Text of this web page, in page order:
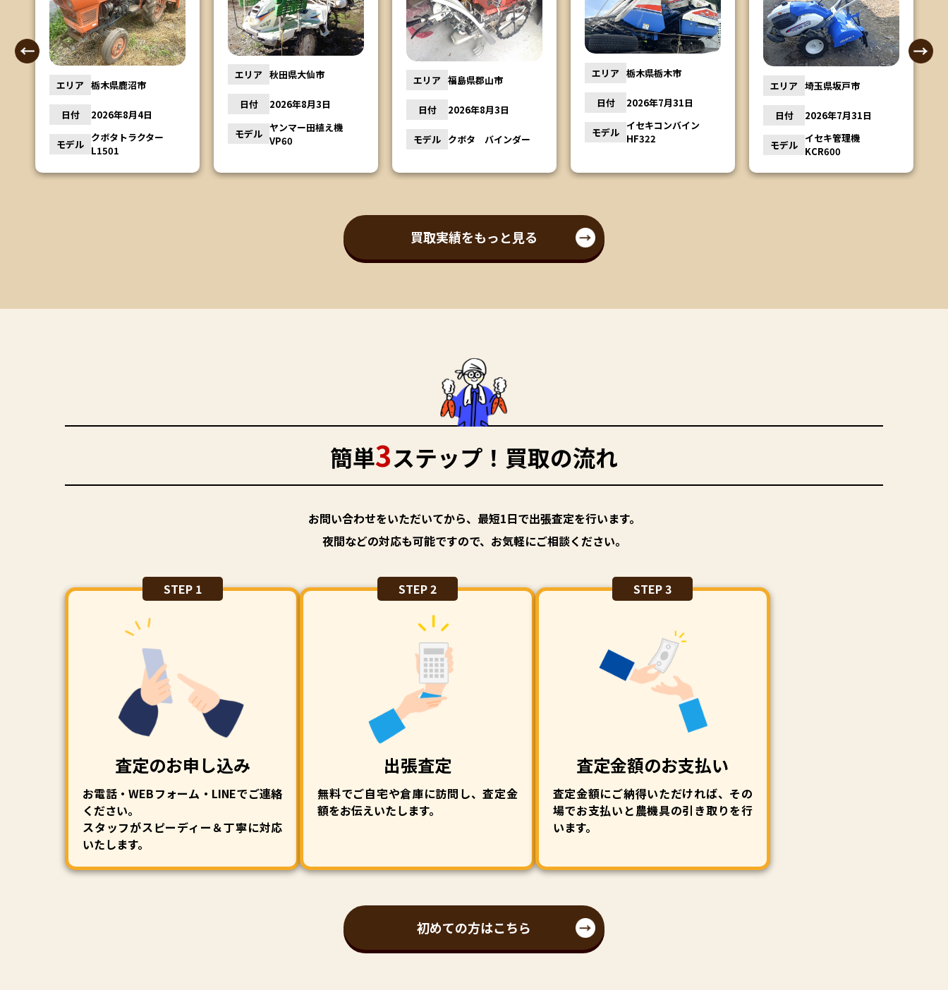
エリア 栃木県鹿沼市
日付 2026年8月4日
モデル クボタトラクター
L1501
エリア 秋田県大仙市
日付 2026年8月3日
モデル ヤンマー田植え機
VP60
エリア 福島県郡山市
日付 2026年8月3日
モデル クボタ バインダー
エリア 栃木県栃木市
日付 2026年7月31日
モデル イセキコンバイン
HF322
エリア 埼玉県坂戸市
日付 2026年7月31日
モデル イセキ管理機
KCR600
買取実績をもっと見る
簡単3ステップ！買取の流れ
お問い合わせをいただいてから、最短1日で出張査定を行います。
夜間などの対応も可能ですので、お気軽にご相談ください。
STEP 1
査定のお申し込み
お電話・WEBフォーム・LINEでご連絡
ください。
スタッフがスピーディー＆丁寧に対応
いたします。
STEP 2
出張査定
無料でご自宅や倉庫に訪問し、査定金
額をお伝えいたします。
STEP 3
査定金額のお支払い
査定金額にご納得いただければ、その
場でお支払いと農機具の引き取りを行
います。
初めての方はこちら